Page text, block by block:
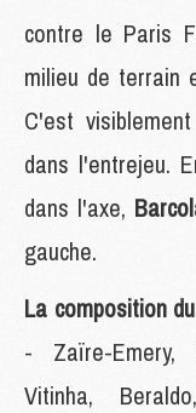
contre le Paris
milieu de terrain
C'est visiblement
dans l'entrejeu.
dans l'axe,
gauche.
La composition
- Zaïre-Emery,
Vitinha,